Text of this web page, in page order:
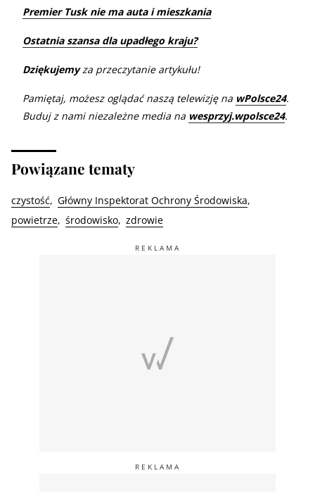
Premier Tusk nie ma auta i mieszkania
Ostatnia szansa dla upadłego kraju?
Dziękujemyza przeczytanie artykułu!
Pamiętaj, możesz oglądać naszą telewizję na wPolsce24.
Buduj z nami niezależne media na wesprzyj.wpolsce24.
Powiązane tematy
czystość Główny Inspektorat Ochrony Środowiska
powietrze środowisko zdrowie